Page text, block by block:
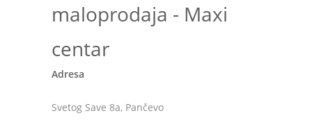
maloprodaja - Maxi
centar
Adresa
Svetog Save 8a, Pančevo